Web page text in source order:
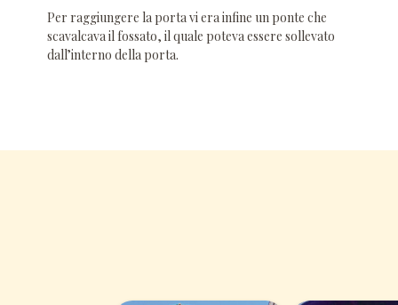
Per raggiungere la porta vi era infine un ponte che
scavalcava il fossato, il quale poteva essere sollevato
dall’interno della porta.